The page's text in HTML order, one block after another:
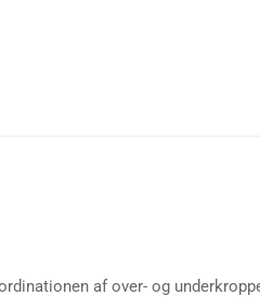
af over- og